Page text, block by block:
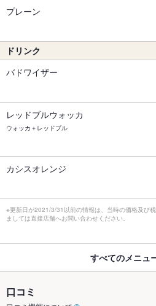
プレーン
ドリンク
バドワイザー
レッドブルウォッカ
ウォッカ＋レッドブル
カシスオレンジ
※更新日が2021/3/31以前の情報は、当時の価格及び
ましては直接店舗へお問い合わせください。
すべてのメニュ
口コミ